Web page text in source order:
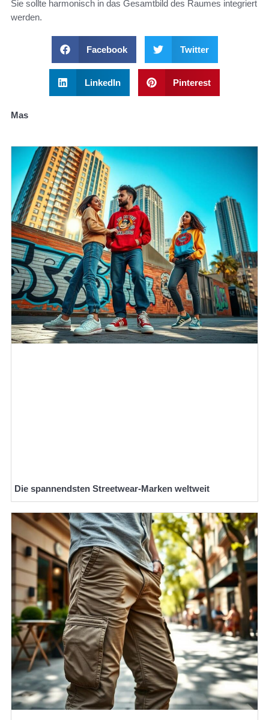
Sie sollte harmonisch in das Gesamtbild des Raumes integriert
werden.
Facebook Twitter
LinkedIn Pinterest
Mas
Die spannendsten Streetwear-Marken weltweit